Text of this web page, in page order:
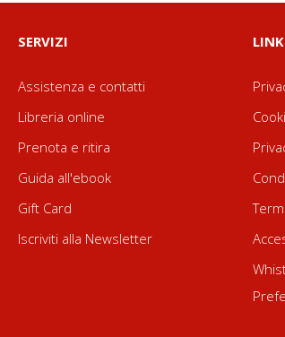
SERVIZI
Assistenza e contatti
Libreria online
Prenota e ritira
Guida all'ebook
Gift Card
Iscriviti alla Newsletter